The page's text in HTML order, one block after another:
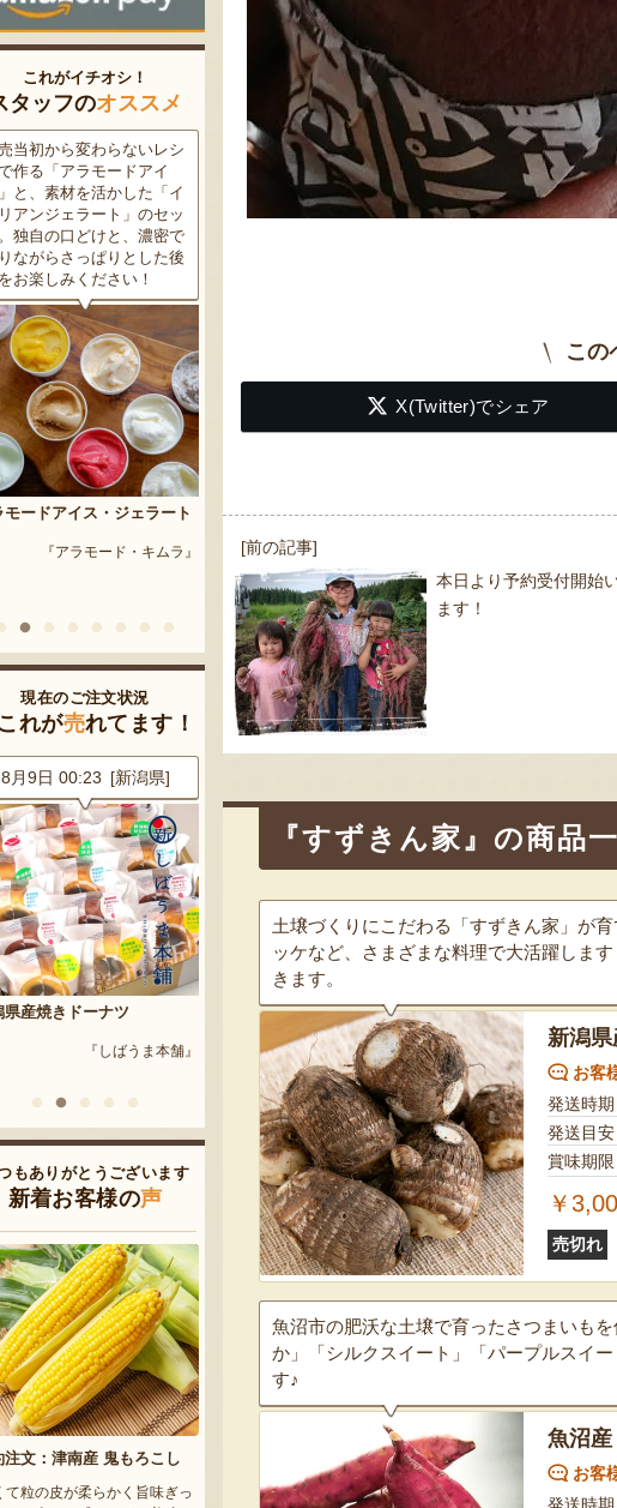
この
X(Twitter)でシェア
投
稿
ナ
ビ
ゲ
ー
シ
ョ
[前の記事]
本日より予約受付開始
ます！
『すずきん家』の商品
土壌づくりにこだわる「すずきん家」が
ッケなど、さまざまな料理で大活躍しま
きます。
新潟
お客
発送時
発送目
賞味期
￥
売切れ
魚沼市の肥沃な土壌で育ったさつまいも
か」「シルクスイート」「パープルスイ
す♪
魚沼産
お客
発送時
これがイチオシ！
タッフのオススメ
道50年の大ベテラン農家
てた美味しい新潟枝豆・
！手塩にかけて育てた枝
甘味と深い香り、コクの
旨味を是非一度お試し下
。お中元にもオススメ！
注文：新潟産 枝豆・茶豆
新潟の夏と言えば大阪屋の流
れ梅！国産の梅果汁とくずき
り風のゼリーの相性が抜群。
爽やかな甘みとツルッとした
流れ梅
『株式会社 大阪屋』
魚沼市だけで作られ
「深雪なす」を使っ
け。しっかりとした塩
評で、地元の直売所で
『農房
現在のご注文状況
れが売れてます！
8月9日 00:23 [新潟県]
挟み油揚げセット
『まめ工房 ぽっぽ』
流れ梅
『株式会社 大阪屋』
氷蔵熟成 焼栗
『宮
もありがとうございます
新着お客様の声
注文：津南産 鬼もろこし
て粒の皮が柔らかく旨味ぎっ